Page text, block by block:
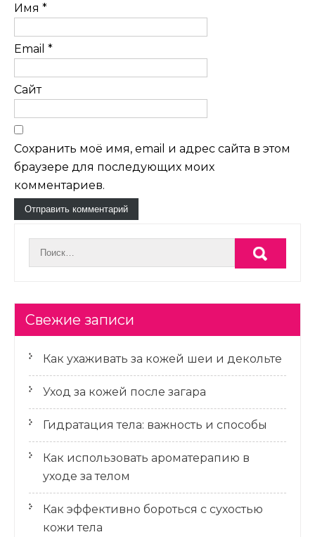
Имя *
Email *
Сайт
Сохранить моё имя, email и адрес сайта в этом
браузере для последующих моих
комментариев.
Свежие записи
Как ухаживать за кожей шеи и декольте
Уход за кожей после загара
Гидратация тела: важность и способы
Как использовать ароматерапию в
уходе за телом
Как эффективно бороться с сухостью
кожи тела